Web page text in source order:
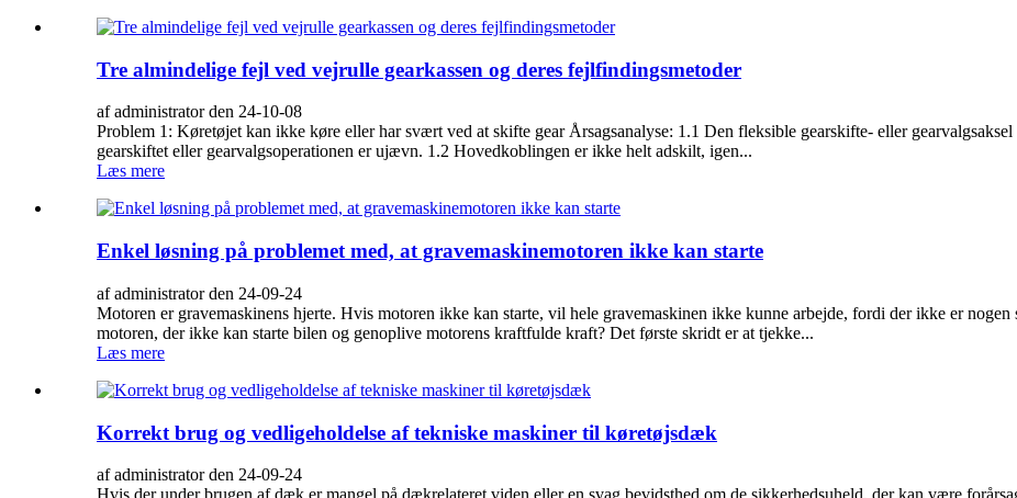
Tre almindelige fejl ved vejrulle gearkassen og deres fejlfindingsmetoder
af administrator den 24-10-08
Problem 1: Køretøjet kan ikke køre eller har svært ved at skifte gear Årsagsanalyse: 1.1 Den fleksible gearskifte- eller
gearskiftet eller gearvalgsoperationen er ujævn. 1.2 Hovedkoblingen er ikke helt adskilt, igen...
Læs mere
Enkel løsning på problemet med, at gravemaskinemotoren ikke kan starte
af administrator den 24-09-24
Motoren er gravemaskinens hjerte. Hvis motoren ikke kan starte, vil hele gravemaskinen ikke kunne arbejde, fordi der ikke er
motoren, der ikke kan starte bilen og genoplive motorens kraftfulde kraft? Det første skridt er at tjekke...
Læs mere
Korrekt brug og vedligeholdelse af tekniske maskiner til køretøjsdæk
af administrator den 24-09-24